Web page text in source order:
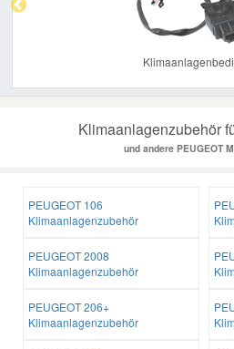
Klimaanlagenzubehör
und andere PEUGEOT
PEUGEOT 106
Klimaanlagenzubehör
PEUGEOT 2008
Klimaanlagenzubehör
PEUGEOT 206+
Klimaanlagenzubehör